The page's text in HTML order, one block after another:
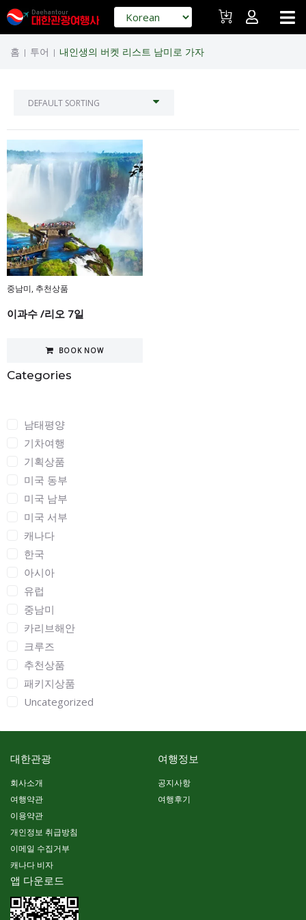
홈 | 투어 | 내인생의 버켓 리스트 남미로 가자
Categories
남태평양
기차여행
기획상품
미국 동부
미국 남부
미국 서부
캐나다
한국
아시아
유럽
중남미
카리브해안
크루즈
추천상품
패키지상품
Uncategorized
중남미, 추천상품
이과수 /리오 7일
BOOK NOW
대한관광
회사소개
여행약관
이용약관
개인정보 취급방침
이메일 수집거부
캐나다 비자
여행정보
공지사항
여행후기
앱 다운로드